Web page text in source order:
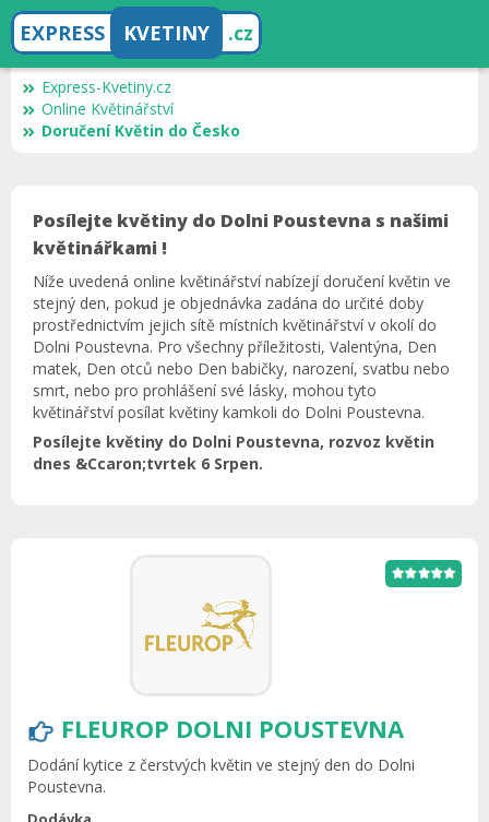
EXPRESS KVETINY .cz
Express-Kvetiny.cz
Online Květinářství
Doručení Květin do Česko
Posílejte květiny do Dolni Poustevna s našimi
květinářkami !
Níže uvedená online květinářství nabízejí doručení květin ve
stejný den, pokud je objednávka zadána do určité doby
prostřednictvím jejich sítě místních květinářství v okolí do
Dolni Poustevna. Pro všechny příležitosti, Valentýna, Den
matek, Den otců nebo Den babičky, narození, svatbu nebo
smrt, nebo pro prohlášení své lásky, mohou tyto
květinářství posílat květiny kamkoli do Dolni Poustevna.
Posílejte květiny do Dolni Poustevna, rozvoz květin
dnes &Ccaron;tvrtek 6 Srpen.
FLEUROP DOLNI POUSTEVNA
Dodání kytice z čerstvých květin ve stejný den do Dolni
Poustevna.